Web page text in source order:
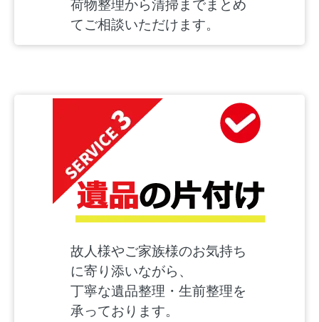
荷物整理から清掃までまとめ
てご相談いただけます。
故人様やご家族様のお気持ち
に寄り添いながら、
丁寧な遺品整理・生前整理を
承っております。